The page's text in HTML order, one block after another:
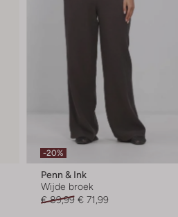
-20%
Penn & Ink
Wijde broek
€ 89,99 € 71,99